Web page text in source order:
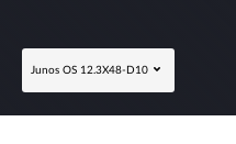
Junos OS 12.3X48-D10